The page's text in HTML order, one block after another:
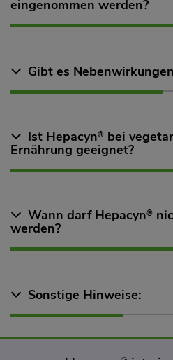
eingenommen werden?
Gibt es
Ist Hepacyn® bei
Ernährung geeignet?
Wann darf Hepacyn®
werden?
Sonstige Hinweise: